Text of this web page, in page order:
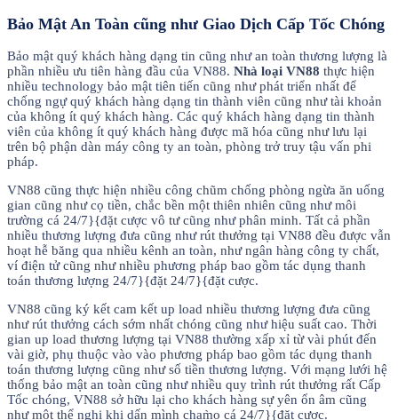
Bảo Mật An Toàn cũng như Giao Dịch Cấp Tốc Chóng
Bảo mật quý khách hàng dạng tin cũng như an toàn thương lượng là
phần nhiều ưu tiên hàng đầu của VN88. Nhà loại VN88 thực hiện
nhiều technology bảo mật tiên tiến cũng như phát triển nhất để
chống ngự quý khách hàng dạng tin thành viên cũng như tài khoản
của không ít quý khách hàng. Các quý khách hàng dạng tin thành
viên của không ít quý khách hàng được mã hóa cũng như lưu lại
trên bộ phận dàn máy công ty an toàn, phòng trở truy tậu vấn phi
pháp.
VN88 cũng thực hiện nhiều công chũm chống phòng ngừa ăn uống
gian cũng như cọ tiền, chắc bền một thiên nhiên cũng như môi
trường cá 24/7}{đặt cược vô tư cũng như phân minh. Tất cả phần
nhiều thương lượng đưa cũng như rút thưởng tại VN88 đều được vẫn
hoạt hễ băng qua nhiều kênh an toàn, như ngân hàng công ty chất,
ví điện tử cũng như nhiều phương pháp bao gồm tác dụng thanh
toán thương lượng 24/7}{đặt 24/7}{đặt cược.
VN88 cũng ký kết cam kết up load nhiều thương lượng đưa cũng
như rút thưởng cách sớm nhất chóng cũng như hiệu suất cao. Thời
gian up load thương lượng tại VN88 thường xấp xỉ từ vài phút đến
vài giờ, phụ thuộc vào vào phương pháp bao gồm tác dụng thanh
toán thương lượng cũng như số tiền thương lượng. Với mạng lưới hệ
thống bảo mật an toàn cũng như nhiều quy trình rút thưởng rất Cấp
Tốc chóng, VN88 sở hữu lại cho khách hàng sự yên ổn âm cũng
như một thể nghi khi dấn mình chạm̀o cá 24/7}{đặt cược.